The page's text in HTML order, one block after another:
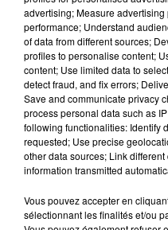
FIL D'ACTUS
15 juillet 2026
VOLONTAIRE EN
advertising; Measure
performance; Understand
of data from different sources;
profiles to personalise content;
content; Use limited data to
detect fraud, and fix errors;
Save and communicate privacy
process personal data such as
following functionalities: Identify
requested; Use precise
other data sources; Link
information transmitted
Vous pouvez accepter en
sélectionnant les finalités et/ou